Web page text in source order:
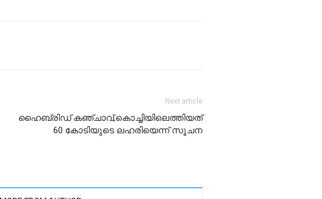
Next article
ഹൈബ്രിഡ് കഞ്ചാവ്,കൊച്ചിയിലെത്തിയത്
60 കോടിയുടെ ലഹരിയെന്ന് സൂചന